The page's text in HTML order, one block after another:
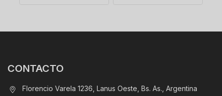
CONTACTO
Florencio Varela 1236, Lanus Oeste, Bs. As., Argentina